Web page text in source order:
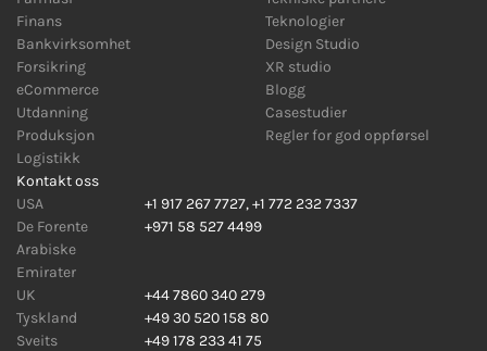
Finans
Bankvirksomhet
Forsikring
eCommerce
Utdanning
Produksjon
Logistikk
Teknologier
Design Studio
XR studio
Blogg
Casestudier
Regler for god oppførsel
Kontakt oss
USA
+1 917 267 7727,+1 772 232 7337
De Forente
Arabiske
Emirater
+971 58 527 4499
UK
+44 7860 340 279
Tyskland
+49 30 520 158 80
Sveits
+49 178 233 41 75